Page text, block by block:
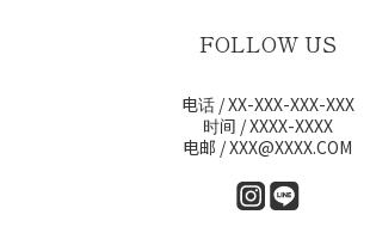
FOLLOW US
电话 / XX-XXX-XXX-XXX
时间 / XXXX-XXXX
电邮 / XXX@XXXX.COM